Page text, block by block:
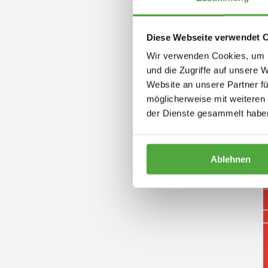
Diese Webseite verwendet
Wir verwenden Cookies,
und die Zugriffe auf unsere
Website an unsere Partner
möglicherweise mit
der Dienste gesammelt
Ablehnen
Johannes und Angelika Neukirchen mit dem Team